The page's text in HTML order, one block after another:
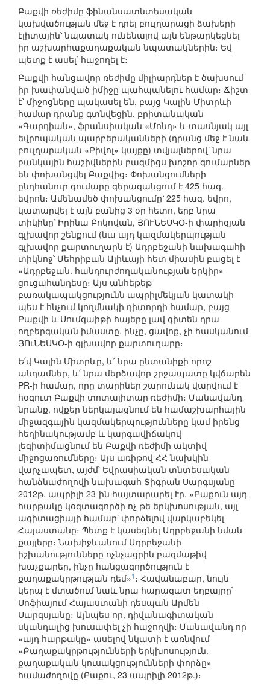
Բաքվի ռեժիմը ֆինանսատնտեսական
կախվածության մեջ է դրել բուլղարացի ձախերի
էլիտային՝ նպատակ ունենալով այն ենթարկեցնել
իր աշխարհաքաղաքական նպատակներին։ Եվ
պետք է ասել՝ հաջողել է։
Բաքվի հանցավոր ռեժիմը միլիարդներ է ծախսում
իր խափանված իմիջը պահպանելու համար։ Ճիշտ
է՝ միջոցները պակասել են, բայց Կալին Միտրևի
համար դրանք գտնվեցին. բրիտանական
«Գարդիան», ֆրանսիական «Մոնդ» և տասնյակ այլ
եվրոպական պարբերականների (դրանց մեջ է նաև
բուլղարական «Բիվոլ» կայքը) տվյալներով՝ նրա
բանկային հաշիվներին բազմիցս խոշոր գումարներ
են փոխանցվել Բաքվից։ Փոխանցումների
ընդհանուր գումարը գերազանցում է 425 հազ.
եվրոն։ Ամենամեծ փոխանցումը՝ 225 հազ. եվրո,
կատարվել է այն բանից 3 օր հետո, երբ նրա
տիկինը՝ Իրինա Բոկովան, ՅՈՒՆԵՍԿՕ-ի փարիզյան
գլխավոր շենքում (նա այդ կազմակերպության
գլխավոր քարտուղարն է) Ադրբեջանի նախագահի
տիկնոջ՝ Մեհրիբան Ալիևայի հետ միասին բացել է
«Ադրբեջան. հանդուրժողականության երկիր»
ցուցահանդեսը։ Այս անհեթեթ
բառակապակցությունն ապրիլմեկյան կատակի
պես է հնչում կողմնակի դիտորդի համար, բայց
Բաքվի և Սումգաիթի հայերը լավ գիտեն դրա
ողբերգական իմաստը, ինչը, ցավոք, չի հասկանում
ՅՈւՆԵՍԿՕ-ի գլխավոր քարտուղարը։
Ե՛վ Կալին Միտրևը, և՛ նրա ընտանիքի որոշ
անդամներ, և՛ նրա մերձավոր շրջապատը կվճարեն
PR-ի համար, որը տարիներ շարունակ վարվում է
հօգուտ Բաքվի տոտալիտար ռեժիմի։ Մանավանդ
նրանք, ովքեր ներկայացնում են համաշխարհային
միջազգային կազմակերպությունները կամ իրենց
հեղինակությամբ և կարգավիճակով
լեգիտիմացնում են Բաքվի ռեժիմի ակտիվ
միջոցառումները։ Այս առիթով ՀՀ նախկին
վարչապետ, այժմ՝ Եվրասիական տնտեսական
հանձնաժողովի նախագահ Տիգրան Սարգսյանը
2012թ. ապրիլի 23-ին հայտարարել էր. «Բաքուն այդ
հարթակը կօգտագործի ոչ թե երկխոսության, այլ
ագիտացիայի համար՝ փորձելով վարկաբեկել
Հայաստանը։ Պետք է կասեցնել Ադրբեջանի նման
քայլերը։ Նախիջևանում Ադրբեջանի
իշխանությունները ոչնչացրին բազմաթիվ
խաչքարեր, ինչը հանցագործություն է
քաղաքակրթության դեմ»1 ։ Հավանաբար, նույն
կերպ է մտածում նաև նրա հարազատ եղբայրը՝
Սոֆիայում Հայաստանի դեսպան Արմեն
Սարգսյանը։ Այնպես որ, դիվանագիտական
սկանդալից խուսափել չի հաջողվի։ Մանավանդ որ
«այդ հարթակը» ասելով նկատի է առնվում
«Քաղաքակրթությունների երկխոսություն.
քաղաքական կուսակցությունների փորձը»
համաժողովը (Բաքու, 23 ապրիլի 2012թ.)։